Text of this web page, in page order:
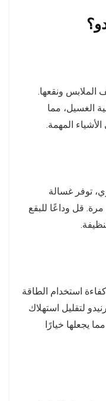
ونقعها.
الغسيل، مما
المهمة.
توفر غسالة
مرة. قل وداعًا للبقع
استخدام الطاقة
لتقليل استهلاك
يجعلها خيارًا